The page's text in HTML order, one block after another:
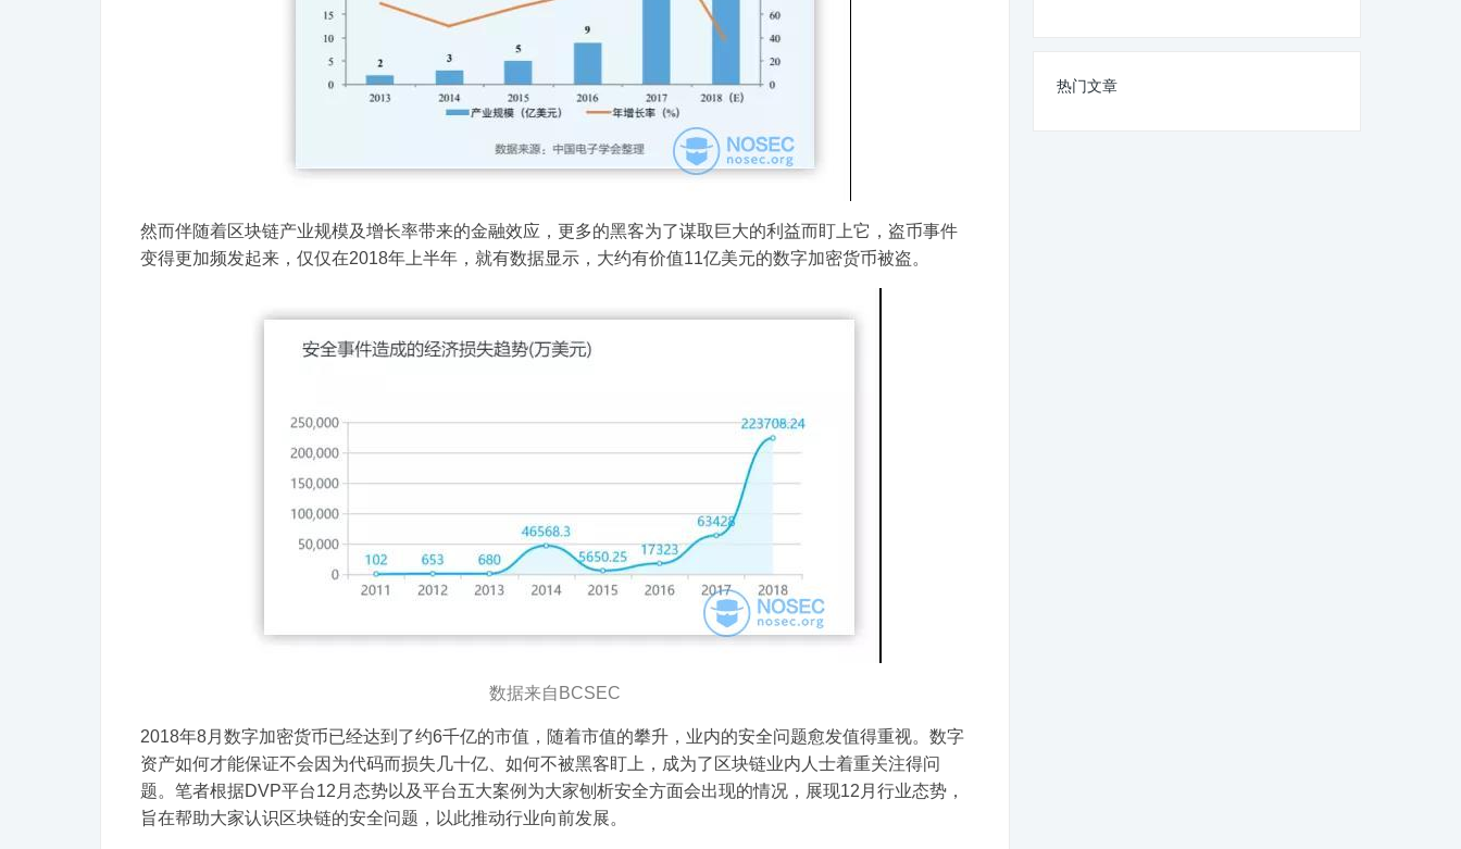
然而伴随着区块链产业规模及增长率带来的金融效应，更多的黑客为了谋取巨大的利益而盯上它，盗币事件
变得更加频发起来，仅仅在2018年上半年，就有数据显示，大约有价值11亿美元的数字加密货币被盗。
数据来自BCSEC
2018年8月数字加密货币已经达到了约6千亿的市值，随着市值的攀升，业内的安全问题愈发值得重视。数字
资产如何才能保证不会因为代码而损失几十亿、如何不被黑客盯上，成为了区块链业内人士着重关注得问
题。笔者根据DVP平台12月态势以及平台五大案例为大家刨析安全方面会出现的情况，展现12月行业态势，
旨在帮助大家认识区块链的安全问题，以此推动行业向前发展。
热门文章